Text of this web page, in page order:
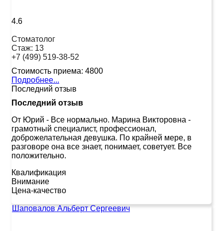
4.6
Стоматолог
Стаж: 13
+7 (499) 519-38-52
Стоимость приема: 4800
Подробнее...
Последний отзыв
Последний отзыв
От Юрий - Все нормально. Марина Викторовна -
грамотный специалист, профессионал,
доброжелательная девушка. По крайней мере, в
разговоре она все знает, понимает, советует. Все
положительно.
Квалификация
Внимание
Цена-качество
Шаповалов Альберт Сергеевич